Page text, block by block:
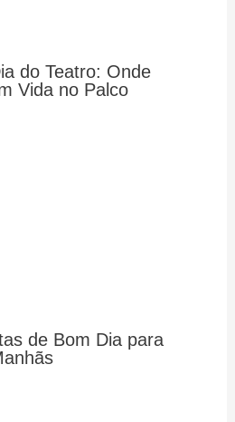
do Teatro: Onde
Vida no Palco
de Bom Dia para